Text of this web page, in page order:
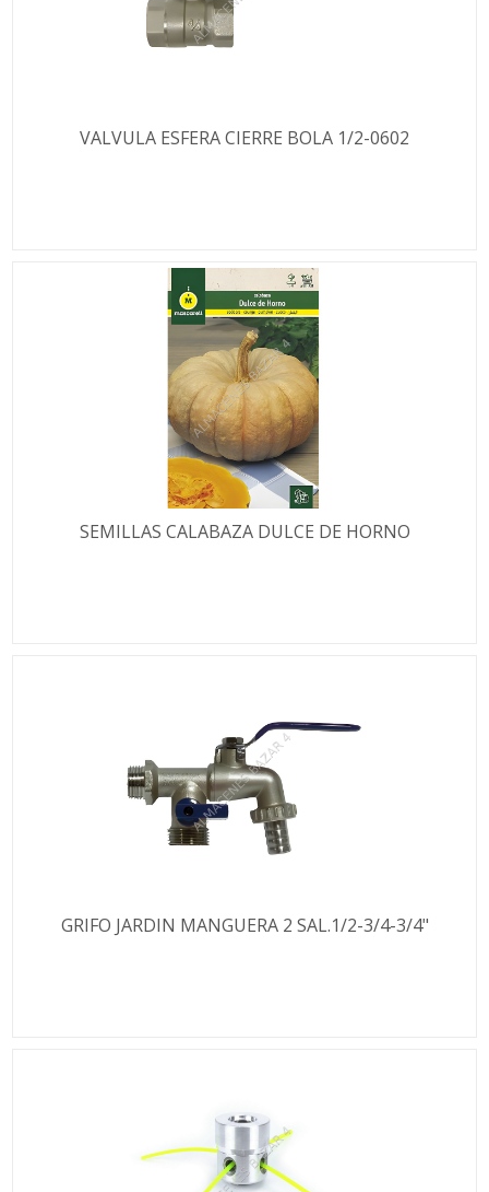
VALVULA ESFERA CIERRE BOLA 1/2-0602
SEMILLAS CALABAZA DULCE DE HORNO
GRIFO JARDIN MANGUERA 2 SAL.1/2-3/4-3/4"